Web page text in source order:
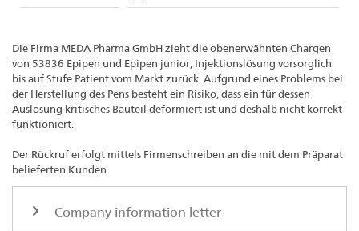
Die Firma MEDA Pharma GmbH zieht die obenerwähnten Chargen
von 53836 Epipen und Epipen junior, Injektionslösung vorsorglich
bis auf Stufe Patient vom Markt zurück. Aufgrund eines Problems bei
der Herstellung des Pens besteht ein Risiko, dass ein für dessen
Auslösung kritisches Bauteil deformiert ist und deshalb nicht korrekt
funktioniert.
Der Rückruf erfolgt mittels Firmenschreiben an die mit dem Präparat
belieferten Kunden.
Company information letter